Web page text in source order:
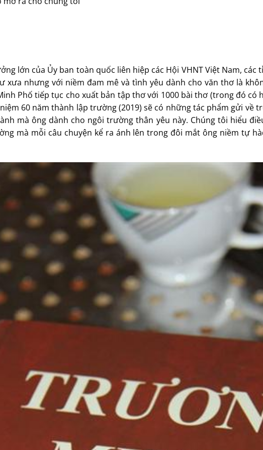
lớn của Ủy ban toàn quốc liên hiệp các Hội VHNT Việt Nam,
xưa nhưng với niềm đam mê và tình yêu dành cho văn thơ là
Phố tiếp tục cho xuất bản tập thơ với 1000 bài thơ (trong đó có
60 năm thành lập trường (2019) sẽ có những tác phẩm gửi về
mà ông dành cho ngôi trường thân yêu này. Chúng tôi hiểu
mà mỗi câu chuyện kể ra ánh lên trong đôi mắt ông niềm tự